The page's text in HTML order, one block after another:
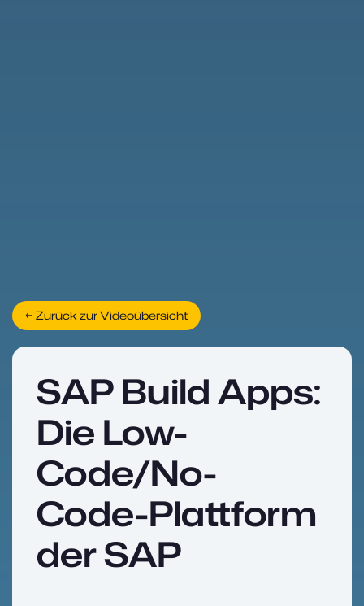
← Zurück zur Videoübersicht
SAP Build Apps:
Die Low-
Code/No-
Code-Plattform
der SAP